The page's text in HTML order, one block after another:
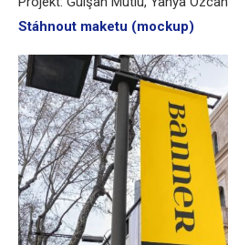
Stáhnout maketu (mockup)